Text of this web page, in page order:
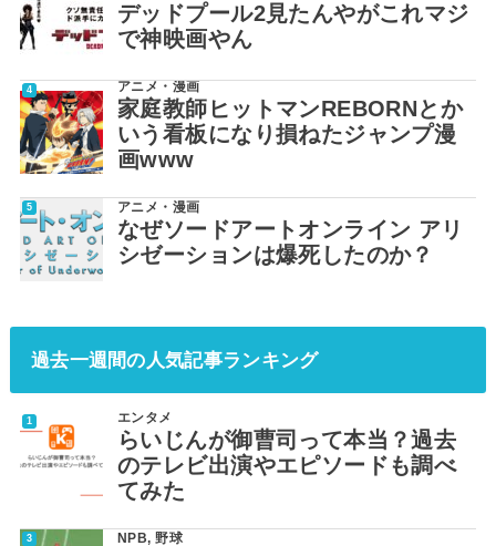
デッドプール2見たんやがこれマジ
で神映画やん
アニメ・漫画
家庭教師ヒットマンREBORNとか
いう看板になり損ねたジャンプ漫
画www
アニメ・漫画
なぜソードアートオンライン アリ
シゼーションは爆死したのか？
過去一週間の人気記事ランキング
エンタメ
らいじんが御曹司って本当？過去
のテレビ出演やエピソードも調べ
てみた
NPB,野球